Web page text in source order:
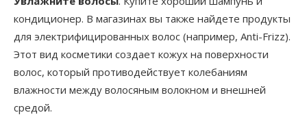
кондиционер. В магазинах вы также найдете продукты
для электрифицированных волос (например, Anti-Frizz).
Этот вид косметики создает кожух на поверхности
волос, который противодействует колебаниям
влажности между волосяным волокном и внешней
средой.